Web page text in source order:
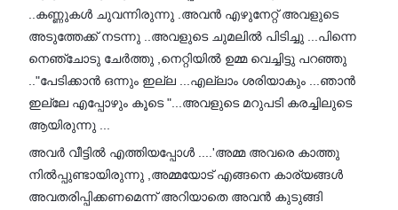
..കണ്ണുകൾ ചുവന്നിരുന്നു .അവൻ എഴുനേറ്റ് അവളുടെ
അടുത്തേക്ക് നടന്നു ..അവളുടെ ചുമലിൽ പിടിച്ചു ...പിന്നെ
നെഞ്ചോടു ചേർത്തു ,നെറ്റിയിൽ ഉമ്മ വെച്ചിട്ടു പറഞ്ഞു
.."പേടിക്കാൻ ഒന്നും ഇല്ല ...എല്ലാം ശരിയാകും ...ഞാൻ
ഇല്ലേ എപ്പോഴും കൂടെ "...അവളുടെ മറുപടി കരച്ചിലുടെ
ആയിരുന്നു ...
അവർ വീട്ടിൽ എത്തിയപ്പോൾ ....'അമ്മ അവരെ കാത്തു
നിൽപ്പുണ്ടായിരുന്നു ,അമ്മയോട് എങ്ങനെ കാര്യങ്ങൾ
അവതരിപ്പിക്കണമെന്ന് അറിയാതെ അവൻ കുടുങ്ങി